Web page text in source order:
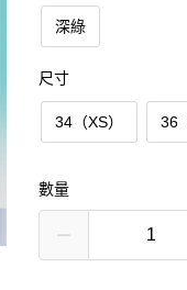
深綠
尺寸
34（XS） 36
數量